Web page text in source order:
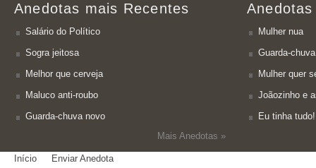
Anedotas mais Recentes
Salário do Político
Sogra jeitosa
Melhor que cerveja
Maluco anti-roubo
Guarda-chuva novo
Mais Anedotas »
Mulher nua
Guarda-
Mulher quer
Joãozinho e
Eu tinha tudo!
Início Enviar Anedota